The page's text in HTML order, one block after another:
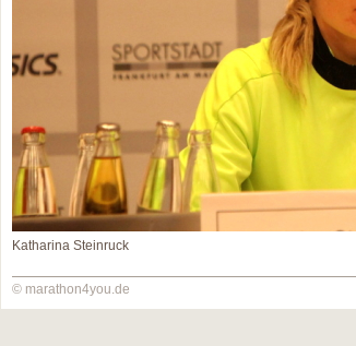
Katharina Steinruck
© marathon4you.de